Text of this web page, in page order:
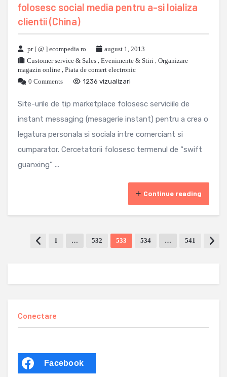
folosesc social media pentru a-si loializa
clientii (China)
pr [ @ ] ecompedia ro
august 1, 2013
Customer service & Sales , Evenimente & Stiri , Organizare
magazin online , Piata de comert electronic
0 Comments
1236 vizualizari
Site-urile de tip marketplace folosesc serviciile de
instant messaging (mesagerie instant) pentru a crea o
legatura personala si sociala intre comerciant si
cumparator. Cercetatorii folosesc termenul de “swift
guanxing” ...
Continue reading
1 … 532 533 534 … 541
Conectare
Facebook